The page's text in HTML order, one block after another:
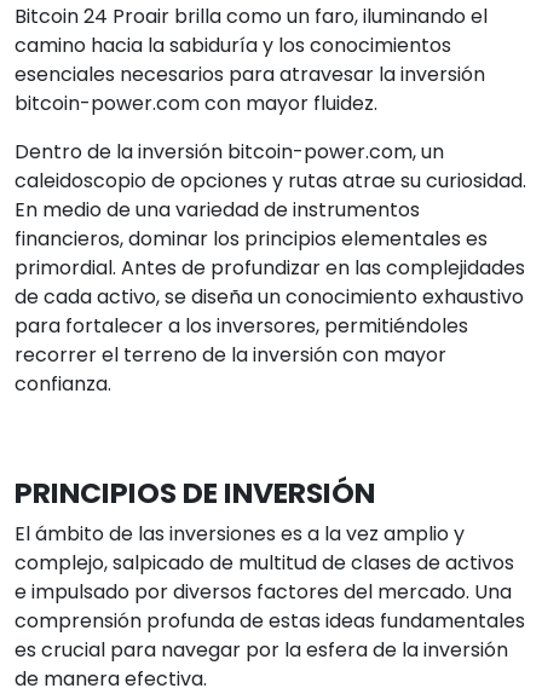
Bitcoin 24 Proair brilla como un faro, iluminando el
camino hacia la sabiduría y los conocimientos
esenciales necesarios para atravesar la inversión
bitcoin-power.com con mayor fluidez.
Dentro de la inversión bitcoin-power.com, un
caleidoscopio de opciones y rutas atrae su curiosidad.
En medio de una variedad de instrumentos
financieros, dominar los principios elementales es
primordial. Antes de profundizar en las complejidades
de cada activo, se diseña un conocimiento exhaustivo
para fortalecer a los inversores, permitiéndoles
recorrer el terreno de la inversión con mayor
confianza.
PRINCIPIOS DE INVERSIÓN
El ámbito de las inversiones es a la vez amplio y
complejo, salpicado de multitud de clases de activos
e impulsado por diversos factores del mercado. Una
comprensión profunda de estas ideas fundamentales
es crucial para navegar por la esfera de la inversión
de manera efectiva.